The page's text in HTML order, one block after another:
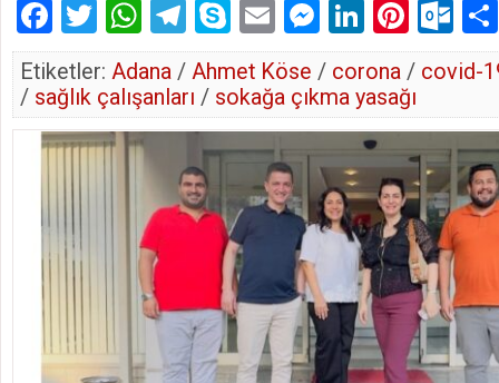
Facebook
Twitter
WhatsApp
Telegram
SkypeEmailMessenger
LinkedIn
Etiketler: Adana / Ahmet Köse / corona / covid-
/ sağlık çalışanları / sokağa çıkma yasağı